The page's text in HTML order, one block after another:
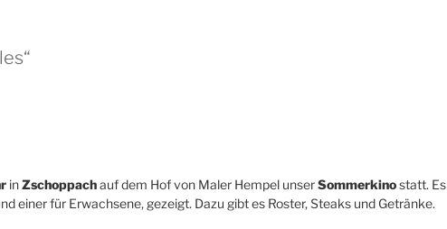
inZschoppachauf dem Hof von Maler Hempel unserSommerkinostatt. Es
einer für Erwachsene, gezeigt. Dazu gibt es Roster, Steaks und Getränke.